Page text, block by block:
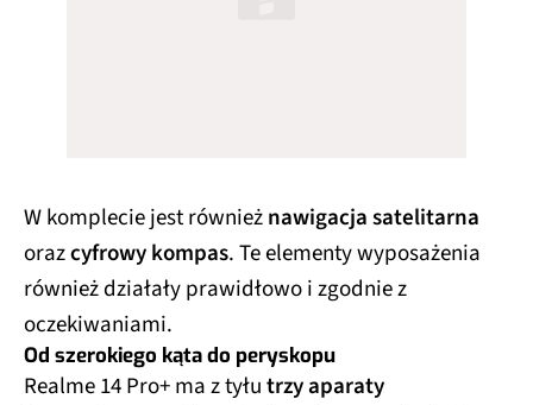
W komplecie jest równieżnawigacja satelitarna
orazcyfrowy kompas. Te elementy wyposażenia
również działały prawidłowo i zgodnie z
oczekiwaniami.
Od szerokiego kąta do peryskopu
Realme 14 Pro+ ma z tyłutrzy aparaty